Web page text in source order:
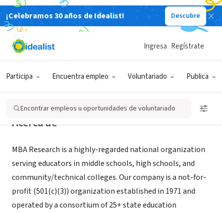
¡Celebramos 30 años de Idealist! Descubre
Participa Encuentra empleo Voluntariado Publica
Ingresa Regístrate
Encontrar empleos u oportunidades de voluntariado
ORGANIZACIÓN SIN FIN DE LUCRO
MBA Research & Curriculum Center
Acerca de
MBA Research is a highly-regarded national organization
serving educators in middle schools, high schools, and
community/technical colleges. Our company is a not-for-
profit (501(c)(3)) organization established in 1971 and
operated by a consortium of 25+ state education